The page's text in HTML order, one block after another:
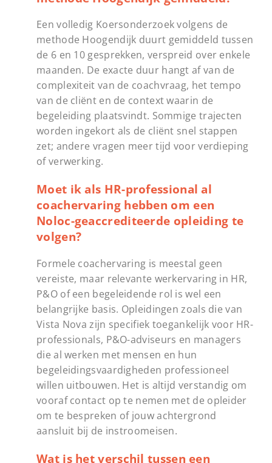
Een volledig Koersonderzoek volgens de
methode Hoogendijk duurt gemiddeld tussen
de 6 en 10 gesprekken, verspreid over enkele
maanden. De exacte duur hangt af van de
complexiteit van de coachvraag, het tempo
van de cliënt en de context waarin de
begeleiding plaatsvindt. Sommige trajecten
worden ingekort als de cliënt snel stappen
zet; andere vragen meer tijd voor verdieping
of verwerking.
Moet ik als HR-professional al
coachervaring hebben om een
Noloc-geaccrediteerde opleiding te
volgen?
Formele coachervaring is meestal geen
vereiste, maar relevante werkervaring in HR,
P&O of een begeleidende rol is wel een
belangrijke basis. Opleidingen zoals die van
Vista Nova zijn specifiek toegankelijk voor HR-
professionals, P&O-adviseurs en managers
die al werken met mensen en hun
begeleidingsvaardigheden professioneel
willen uitbouwen. Het is altijd verstandig om
vooraf contact op te nemen met de opleider
om te bespreken of jouw achtergrond
aansluit bij de instroomeisen.
Wat is het verschil tussen een